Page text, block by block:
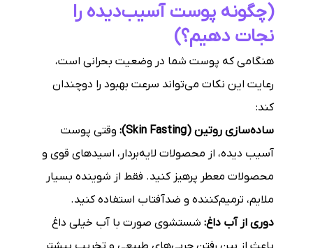
(چگونه پوست آسیب‌دیده را
نجات دهیم؟)
هنگامی که پوست شما در وضعیت بحرانی است،
رعایت این نکات می‌تواند سرعت بهبود را دوچندان
کند:
ساده‌سازی روتین (Skin Fasting):
وقتی پوست
آسیب دیده، از محصولات لایه‌بردار، اسیدهای قوی و
محصولات معطر پرهیز کنید. فقط از شوینده بسیار
ملایم، ترمیم‌کننده و ضدآفتاب استفاده کنید.
دوری از آب داغ: شستشوی صورت با آب خیلی داغ